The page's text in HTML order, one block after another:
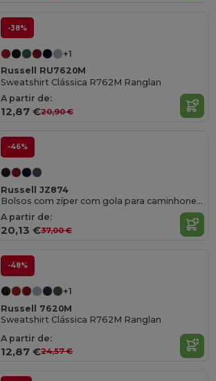
-38%
+1
Russell RU7620M
Sweatshirt Clássica R762M Ranglan
A partir de:
12,87 €20,90 €
-46%
Russell JZ874
Bolsos com zíper com gola para caminhoneiro
A partir de:
20,13 €37,00 €
-48%
+1
Russell 7620M
Sweatshirt Clássica R762M Ranglan
A partir de:
12,87 €24,57 €